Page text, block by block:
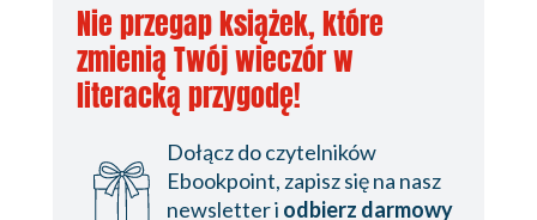
Nie przegap książek, które
zmienią Twój wieczór w
literacką przygodę!
Dołącz do czytelników
Ebookpoint, zapisz się na nasz
newsletter i odbierz darmowy